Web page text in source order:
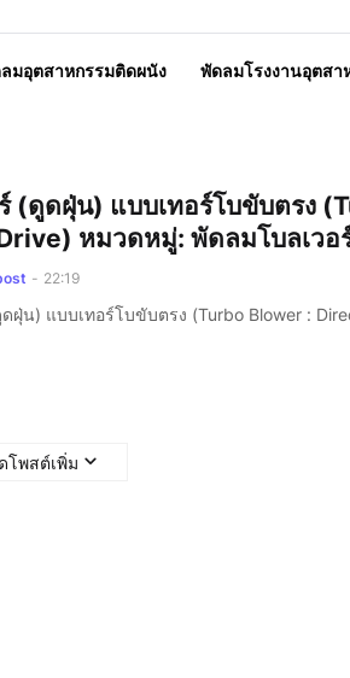
มอุตสาหกรรมติดผนัง พัดลมโรงงานอุตสา
(ดูดฝุ่น) แบบเทอร์โบขับตรง
หมวดหมู่: พัดลมโบลเวอ
- 22:19
ดฝุ่น) แบบเทอร์โบขับตรง (Turbo Blower :
โพสต์เพิ่ม